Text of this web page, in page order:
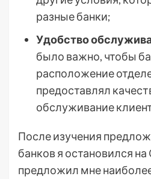
разные банки;
Удобство
было важно, чтобы
расположение
предоставлял
обслуживание
После изучения
банков я остановился
предложил мне